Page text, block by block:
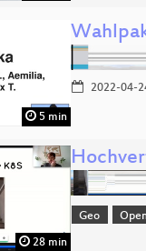
5 min
2022-04-
28 min
Geo